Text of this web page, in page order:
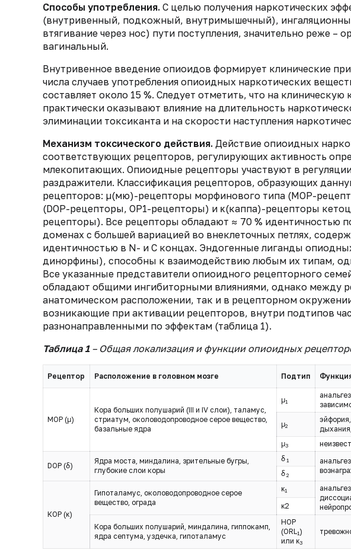
Способы употребления. С целью получения наркотических
(внутривенный, подкожный, внутримышечный),
втягивание через нос) пути поступления, значительно реже –
вагинальный.
Внутривенное введение опиоидов формирует клинические
числа случаев употребления опиоидных наркотических
составляет около 15 %. Следует отметить, что на
практически оказывают влияние на длительность
элиминации токсиканта и на скорости наступления
Механизм токсического действия. Действие опиоидных
соответствующих рецепторов, регулирующих активность
млекопитающих. Опиоидные рецепторы участвуют в
раздражители. Классификация рецепторов, образующих
рецепторов: µ(мю)-рецепторы морфинового типа (МОР-
(DOP-рецепторы, ОР1-рецепторы) и κ(каппа)-рецепторы
рецепторы). Все рецепторы обладают ≈ 70 % идентичностью
доменах с большей вариацией во внеклеточных петлях,
идентичностью в N- и C концах. Эндогенные лиганды
динорфины), способны к взаимодействию любым их типам,
Все указанные представители опиоидного рецепторного
обладают общими ингибиторными влияниями, однако между
анатомическом расположении, так и в рецепторном
возникающие при активации рецепторов, внутри подтипов
разнонаправленными по эффектам (таблица 1).
Таблица 1– Общая локализация и функции опиоидных
Рецептор Расположение в головном мозге Подтип
МОР (μ)
Кора больших полушарий (III и IV слои), таламус,
стриатум, околоводопроводное серое вещество,
базальные ядра
μ1
μ2
μ3
DОР (δ)
Ядра моста, миндалина, зрительные бугры,
глубокие слои коры
δ1
δ2
КОР (κ)
Гипоталамус, околоводопроводное серое
вещество, ограда
κ1
κ2
Кора больших полушарий, миндалина, гиппокамп,
ядра септума, уздечка, гипоталамус
НОР
(ORL1)
или κ3